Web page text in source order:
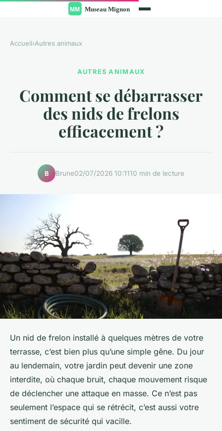
Accueil›Autres animaux
AUTRES ANIMAUX
Comment se débarrasser
des nids de frelons
efficacement ?
B Brune02/07/2026 10:1110 min de lecture
Un nid de frelon installé à quelques mètres de votre
terrasse, c’est bien plus qu’une simple gêne. Du jour
au lendemain, votre jardin peut devenir une zone
interdite, où chaque bruit, chaque mouvement risque
de déclencher une attaque en masse. Ce n’est pas
seulement l’espace qui se rétrécit, c’est aussi votre
sentiment de sécurité qui vacille.